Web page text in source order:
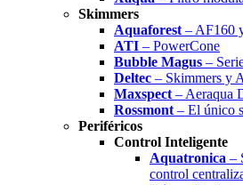
Skimmers
Aquaforest – AF160
ATI – PowerCone
Bubble Magus –
Deltec – Skimmers y
Maxspect – Aeraqua
Rossmont – El único
Periféricos
Control Inteligente
Aquatronica –
control